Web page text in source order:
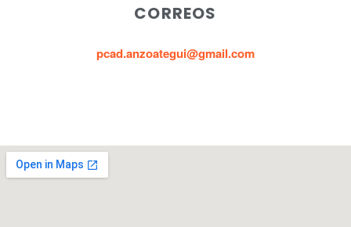
CORREOS
pcad.anzoategui@gmail.com